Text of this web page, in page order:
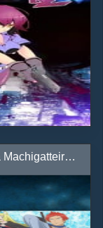
Dungeon ni Deai wo Motomeru no wa Machigatteiru Darou ka IV: Shin Shou - Meikyuu-hen